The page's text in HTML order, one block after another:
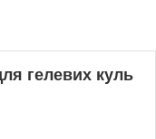
гелевих куль